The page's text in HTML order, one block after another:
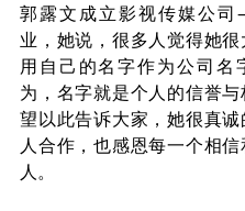
郭露文成立影视传媒公
业，她说，很多人觉得她
用自己的名字作为公司名
为，名字就是个人的信誉
望以此告诉大家，她很真
人合作，也感恩每一个相
人。